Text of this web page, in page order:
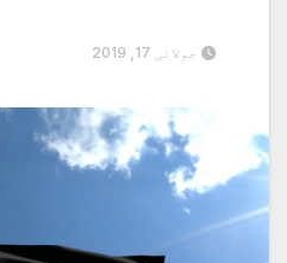
جولائی 17, 2019